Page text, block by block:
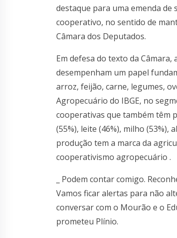
destaque para uma emenda
cooperativo, no sentido de
Câmara dos Deputados.
Em defesa do texto da
desempenham um papel
arroz, feijão, carne, legumes,
Agropecuário do IBGE, no
cooperativas que também têm
(55%), leite (46%), milho (53%),
produção tem a marca da
cooperativismo agropecuário .
_ Podem contar comigo.
Vamos ficar alertas para não
conversar com o Mourão e o
prometeu Plínio.